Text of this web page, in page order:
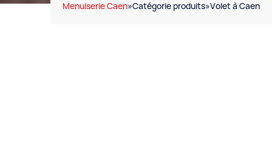
Menuiserie Caen»Catégorie produits»Volet à Caen